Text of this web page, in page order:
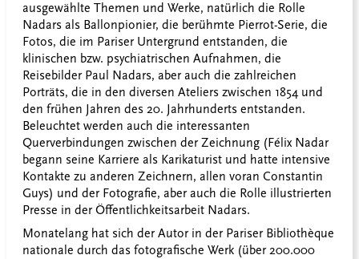
ausgewählte Themen und Werke, natürlich die Rolle
Nadars als Ballonpionier, die berühmte Pierrot-Serie, die
Fotos, die im Pariser Untergrund entstanden, die
klinischen bzw. psychiatrischen Aufnahmen, die
Reisebilder Paul Nadars, aber auch die zahlreichen
Porträts, die in den diversen Ateliers zwischen 1854 und
den frühen Jahren des 20. Jahrhunderts entstanden.
Beleuchtet werden auch die interessanten
Querverbindungen zwischen der Zeichnung (Félix Nadar
begann seine Karriere als Karikaturist und hatte intensive
Kontakte zu anderen Zeichnern, allen voran Constantin
Guys) und der Fotografie, aber auch die Rolle illustrierten
Presse in der Öffentlichkeitsarbeit Nadars.
Monatelang hat sich der Autor in der Pariser Bibliothèque
nationale durch das fotografische Werk (über 200.000